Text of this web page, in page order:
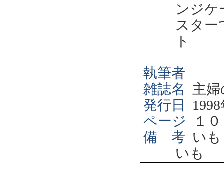
ンジケ
スタ
ト
執筆者
雑誌名
主
発行日
1998
ページ
１
備 考 い
いも